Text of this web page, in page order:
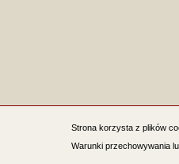
Strona korzysta z plików
Warunki przechowywania